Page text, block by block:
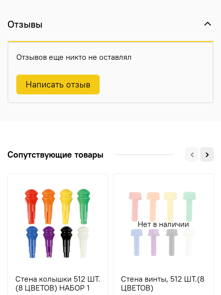
Отзывы
Отзывов еще никто не оставлял
Написать отзыв
Сопутствующие товары
Стена колышки 512 ШТ.
(8 ЦВЕТОВ) НАБОР 1
Нет в наличии
Стена винты, 512 ШТ.(8
ЦВЕТОВ)